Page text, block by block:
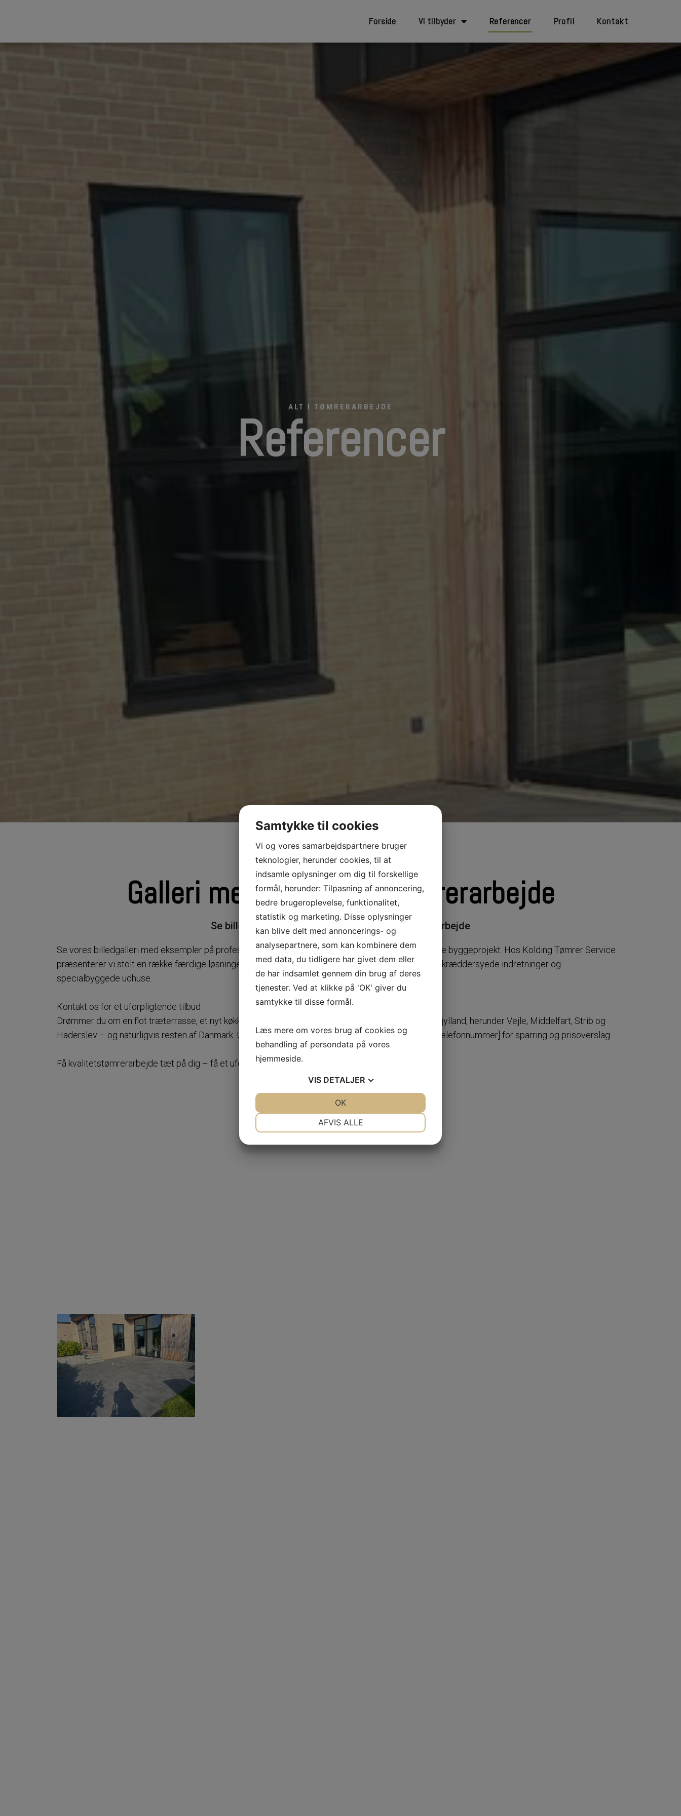
Forside Vi tilbyder Referencer Profil Kontakt
ALT I TØMRERARBEJDE
Referencer
Galleri med billeder af tømrerarbejde
Se billeder i galleriet af Kolding Tømrer Service's arbejde
Se vores billedgalleri med eksempler på professionelt tømrerarbejde og find inspiration til dit næste byggeprojekt. Hos Kolding Tømrer Service
præsenterer vi stolt en række færdige løsninger – fra smukke træterrasser og tagrenoveringer til skræddersyede indretninger og
specialbyggede udhuse.
Kontakt os for et uforpligtende tilbud
Drømmer du om en flot træterrasse, et nyt køkken eller en funktionel tilbygning? Vi kører i hele Midtjylland, herunder Vejle, Middelfart, Strib og
Haderslev – og naturligvis resten af Danmark. Udfyld kontaktformularen eller ring direkte til os på [telefonnummer] for sparring og prisoverslag.
Få kvalitets­tømrer­arbejde tæt på dig – få et uforpligtende tilbud i dag!
Samtykke til cookies
Vi og vores samarbejdspartnere bruger
teknologier, herunder cookies, til at
indsamle oplysninger om dig til forskellige
formål, herunder: Tilpasning af annoncering,
bedre brugeroplevelse, funktionalitet,
statistik og marketing. Disse oplysninger
kan blive delt med annoncerings- og
analysepartnere, som kan kombinere dem
med data, du tidligere har givet dem eller
de har indsamlet gennem din brug af deres
tjenester. Ved at klikke på 'OK' giver du
samtykke til disse formål.
Læs mere om vores brug af cookies og
behandling af persondata på vores
hjemmeside.
VIS DETALJER
AFVIS ALLE
OK